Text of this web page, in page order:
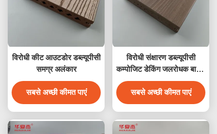
विरोधी कीट आउटडोर डब्ल्यूपीसी
समग्र अलंकार
सबसे अच्छी कीमत पाएं
विरोधी संक्षारण डब्ल्यूपीसी
कम्पोजिट डेकिंग जलरोधक बाहरी
उद्यान मंजिल
सबसे अच्छी कीमत पाएं